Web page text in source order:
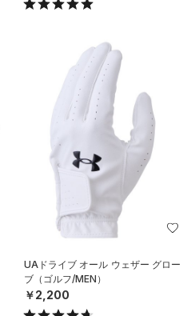
UAドライブ オール ウェザー グロー
ブ（ゴルフ/MEN）
￥2,200